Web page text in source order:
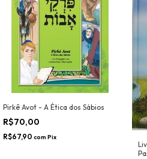
Pirkê Avot - A Ética dos Sábios
R$70,00
R$67,90 com Pix